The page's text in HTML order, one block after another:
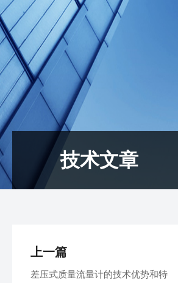
技术文章
上一篇
差压式质量流量计的技术优势和特